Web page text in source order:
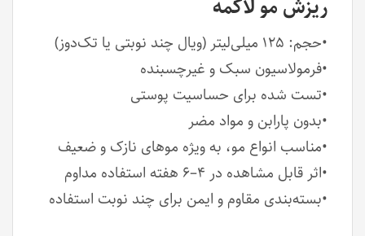
ریزش مو لاکمه
•حجم: ۱۲۵ میلی‌لیتر (ویال چند نوبتی یا تک‌دوز)
•فرمولاسیون سبک و غیرچسبنده
•تست شده برای حساسیت پوستی
•بدون پارابن و مواد مضر
•مناسب انواع مو، به ویژه موهای نازک و ضعیف
•اثر قابل مشاهده در ۴–۶ هفته استفاده مداوم
•بسته‌بندی مقاوم و ایمن برای چند نوبت استفاده